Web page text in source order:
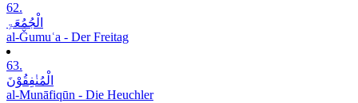
62.
الْجُمُعَۃِ
al-Ǧumuʿa - Der Freitag
63.
الْمُنٰفِقُوْنَ
al-Munāfiqūn - Die Heuchler